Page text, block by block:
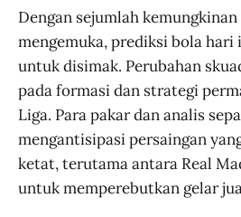
Dengan sejumlah
mengemuka, prediksi bola
untuk disimak. Perubahan
pada formasi dan strategi
Liga. Para pakar dan analis
mengantisipasi persaingan
ketat, terutama antara Real
untuk memperebutkan gelar